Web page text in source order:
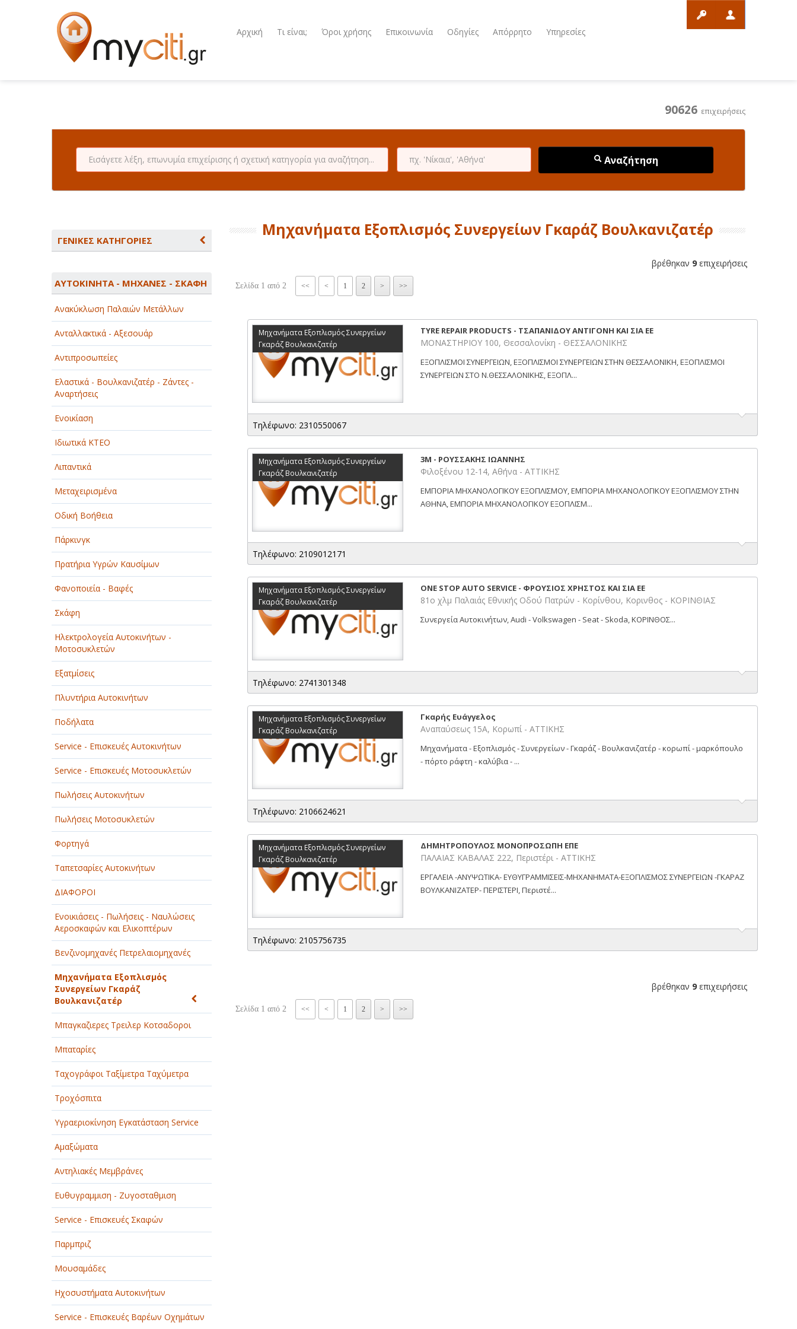
Αρχική Τι είναι; Όροι χρήσης Επικοινωνία Οδηγίες Απόρρητο Υπηρεσίες
90626 επιχειρήσεις
Αναζήτηση
ΓΕΝΙΚΕΣ ΚΑΤΗΓΟΡΙΕΣ
ΑΘΛΗΤΙΣΜΟΣ
ΑΥΤΟΚΙΝΗΤΑ - ΜΗΧΑΝΕΣ - ΣΚΑΦΗ
ΔΙΑΣΚΕΔΑΣΗ - ΨΥΧΑΓΩΓΙΑ - ΤΕΧΝΕΣ
ΔΙΑΦΗΜΙΣΗ - ΜΜΕ
ΕΚΚΛΗΣΙΕΣ - ΦΙΛΑΝΘΡΩΠΙΚΑ
ΣΩΜΑΤΕΙΑ
ΕΚΠΑΙΔΕΥΣΗ - ΣΧΟΛΕΣ
ΕΜΠΟΡΙΟ - ΕΜΠΟΡΙΚΑ ΚΑΤΑΣΤΗΜΑΤΑ
ΕΡΓΟΣΤΑΣΙΑ - ΒΙΟΜΗΧΑΝΙΕΣ
ΞΕΝΟΔΟΧΕΙΑ - ΤΟΥΡΙΣΜΟΣ
ΟΜΟΡΦΙΑ
ΠΑΡΟΧΗ ΥΠΗΡΕΣΙΩΝ
ΤΕΧΝΙΚΑ - ΚΑΤΑΣΚΕΥΑΣΤΙΚΑ
ΤΕΧΝΟΛΟΓΙΑ
ΥΓΕΙΑ - ΙΑΤΡΟΙ
ΦΑΓΗΤΟ
ΑΥΤΟΚΙΝΗΤΑ - ΜΗΧΑΝΕΣ - ΣΚΑΦΗ
Ανακύκλωση Παλαιών Μετάλλων
Ανταλλακτικά - Αξεσουάρ
Αντιπροσωπείες
Ελαστικά - Βουλκανιζατέρ - Ζάντες -
Αναρτήσεις
Ενοικίαση
Ιδιωτικά ΚΤΕΟ
Λιπαντικά
Μεταχειρισμένα
Οδική Βοήθεια
Πάρκινγκ
Πρατήρια Υγρών Καυσίμων
Φανοποιεία - Βαφές
Σκάφη
Ηλεκτρολογεία Αυτοκινήτων -
Μοτοσυκλετών
Εξατμίσεις
Πλυντήρια Αυτοκινήτων
Ποδήλατα
Service - Επισκευές Αυτοκινήτων
Service - Επισκευές Μοτοσυκλετών
Πωλήσεις Αυτοκινήτων
Πωλήσεις Μοτοσυκλετών
Φορτηγά
Ταπετσαρίες Αυτοκινήτων
ΔΙΑΦΟΡΟΙ
Ενοικιάσεις - Πωλήσεις - Ναυλώσεις
Αεροσκαφών και Ελικοπτέρων
Βενζινομηχανές Πετρελαιομηχανές
Μηχανήματα Εξοπλισμός
Συνεργείων Γκαράζ
Βουλκανιζατέρ
Μπαγκαζιερες Τρειλερ Κοτσαδοροι
Μπαταρίες
Ταχογράφοι Ταξίμετρα Ταχύμετρα
Τροχόσπιτα
Υγραεριοκίνηση Εγκατάσταση Service
Αμαξώματα
Αντηλιακές Μεμβράνες
Ευθυγραμμιση - Ζυγοσταθμιση
Service - Επισκευές Σκαφών
Παρμπριζ
Μουσαμάδες
Ηχοσυστήματα Αυτοκινήτων
Service - Επισκευές Βαρέων Οχημάτων
Μηχανήματα Εξοπλισμός Συνεργείων Γκαράζ Βουλκανιζατέρ
βρέθηκαν 9 επιχειρήσεις
Σελίδα 1 από 2 << < 1 2 > >>
Μηχανήματα Εξοπλισμός Συνεργείων
Γκαράζ Βουλκανιζατέρ
TYRE REPAIR PRODUCTS - ΤΣΑΠΑΝΙΔΟΥ ΑΝΤΙΓΟΝΗ ΚΑΙ ΣΙΑ ΕΕ
ΜΟΝΑΣΤΗΡΙΟΥ 100, Θεσσαλονίκη - ΘΕΣΣΑΛΟΝΙΚΗΣ
ΕΞΟΠΛΙΣΜΟΙ ΣΥΝΕΡΓΕΙΩΝ, ΕΞΟΠΛΙΣΜΟΙ ΣΥΝΕΡΓΕΙΩΝ ΣΤΗΝ ΘΕΣΣΑΛΟΝΙΚΗ, ΕΞΟΠΛΙΣΜΟΙ
ΣΥΝΕΡΓΕΙΩΝ ΣΤΟ Ν.ΘΕΣΣΑΛΟΝΙΚΗΣ, ΕΞΟΠΛ...
Τηλέφωνο: 2310550067
Μηχανήματα Εξοπλισμός Συνεργείων
Γκαράζ Βουλκανιζατέρ
3Μ - ΡΟΥΣΣΑΚΗΣ ΙΩΑΝΝΗΣ
Φιλοξένου 12-14, Αθήνα - ΑΤΤΙΚΗΣ
ΕΜΠΟΡΙΑ ΜΗΧΑΝΟΛΟΓΙΚΟΥ ΕΞΟΠΛΙΣΜΟΥ, ΕΜΠΟΡΙΑ ΜΗΧΑΝΟΛΟΓΙΚΟΥ ΕΞΟΠΛΙΣΜΟΥ ΣΤΗΝ
ΑΘΗΝΑ, ΕΜΠΟΡΙΑ ΜΗΧΑΝΟΛΟΓΙΚΟΥ ΕΞΟΠΛΙΣΜ...
Τηλέφωνο: 2109012171
Μηχανήματα Εξοπλισμός Συνεργείων
Γκαράζ Βουλκανιζατέρ
ONE STOP AUTO SERVICE - ΦΡΟΥΣΙΟΣ ΧΡΗΣΤΟΣ ΚΑΙ ΣΙΑ ΕΕ
81ο χλμ Παλαιάς Εθνικής Οδού Πατρών - Κορίνθου, Κορινθος - ΚΟΡΙΝΘΙΑΣ
Συνεργεία Αυτοκινήτων, Audi - Volkswagen - Seat - Skoda, ΚΟΡΙΝΘΟΣ...
Τηλέφωνο: 2741301348
Μηχανήματα Εξοπλισμός Συνεργείων
Γκαράζ Βουλκανιζατέρ
Γκαρής Ευάγγελος
Αναπαύσεως 15Α, Κορωπί - ΑΤΤΙΚΗΣ
Μηχανήματα - Εξοπλισμός - Συνεργείων - Γκαράζ - Βουλκανιζατέρ - κορωπί - μαρκόπουλο
- πόρτο ράφτη - καλύβια - ...
Τηλέφωνο: 2106624621
Μηχανήματα Εξοπλισμός Συνεργείων
Γκαράζ Βουλκανιζατέρ
ΔΗΜΗΤΡΟΠΟΥΛΟΣ ΜΟΝΟΠΡΟΣΩΠΗ ΕΠΕ
ΠΑΛΑΙΑΣ ΚΑΒΑΛΑΣ 222, Περιστέρι - ΑΤΤΙΚΗΣ
ΕΡΓΑΛΕΙΑ -ΑΝΥΨΩΤΙΚΑ- ΕΥΘΥΓΡΑΜΜΙΣΕΙΣ-ΜΗΧΑΝΗΜΑΤΑ-ΕΞΟΠΛΙΣΜΟΣ ΣΥΝΕΡΓΕΙΩΝ -ΓΚΑΡΑΖ
BΟΥΛΚΑΝΙΖΑΤΕΡ- ΠΕΡΙΣΤΕΡΙ, Περιστέ...
Τηλέφωνο: 2105756735
βρέθηκαν 9 επιχειρήσεις
Σελίδα 1 από 2 << < 1 2 > >>